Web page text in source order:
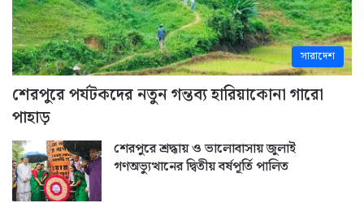
সারাদেশ
শেরপুরে পর্যটকদের নতুন গন্তব্য হারিয়াকোনা গারো
পাহাড়
শেরপুরে শ্রদ্ধায় ও ভালোবাসায় জুলাই
গণঅভ্যুত্থানের দ্বিতীয় বর্ষপূর্তি পালিত